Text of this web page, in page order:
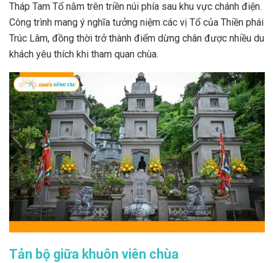
Tháp Tam Tổ nằm trên triền núi phía sau khu vực chánh điện.
Công trình mang ý nghĩa tưởng niệm các vị Tổ của Thiền phái
Trúc Lâm, đồng thời trở thành điểm dừng chân được nhiều du
khách yêu thích khi tham quan chùa.
Tản bộ giữa khuôn viên chùa